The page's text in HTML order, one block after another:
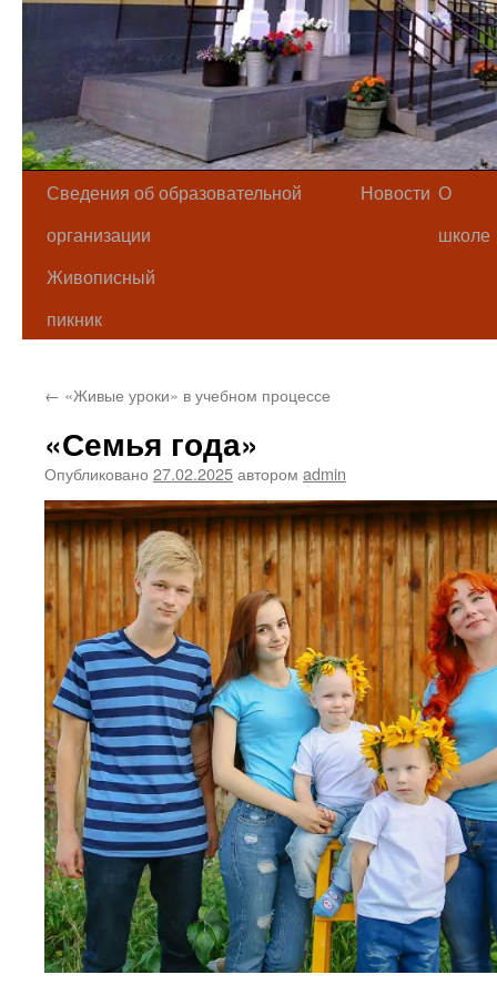
Сведения об образовательной
организации
Новости О
школе
Живописный
пикник
← «Живые уроки» в учебном процессе
«Семья года»
Опубликовано 27.02.2025автором admin